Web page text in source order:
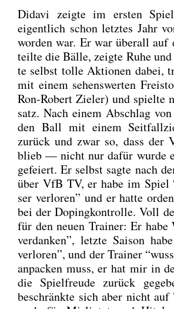
Dida­vi zeig­te im ers­ten
eigent­lich schon letz­tes Jahr
wor­den war. Er war über­all
teil­te die Bäl­le, zeig­te Ruhe
te selbst tol­le Aktio­nen dabei,
mit einem sehens­wer­ten
Ron-Robert Zie­l­er) und
satz. Nach einem Abschlag
den Ball mit einem
zurück und zwar so, dass
blieb — nicht nur dafür wur­de
gefei­ert. Er selbst sag­te nach
über VfB TV, er habe im
ser ver­lo­ren” und er hat­te
bei der Doping­kon­trol­le. Voll
für den neu­en Trai­ner: Er
ver­dan­ken”, letz­te Sai­son
ver­lo­ren”, und der Trai­ner
anpa­cken muss, er hat mir in
die Spiel­freu­de zurück
beschränk­te sich aber nicht auf